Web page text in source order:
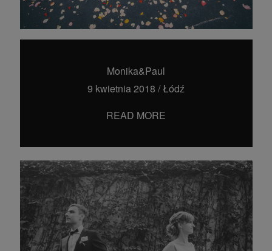
Monika&Paul
9 kwietnia 2018 /Łódź
READ MORE